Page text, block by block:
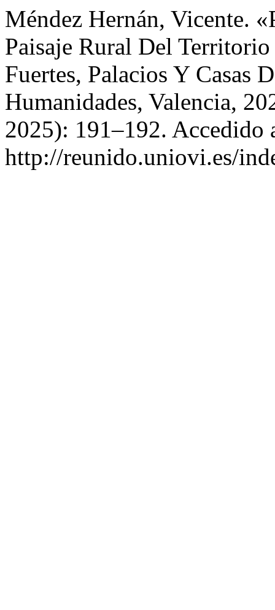
Méndez Hernán, Vicente.
Paisaje Rural Del
Fuertes, Palacios Y Casas
Humanidades, Valencia,
2025): 191–192. Accedido
http://reunido.uniovi.es/